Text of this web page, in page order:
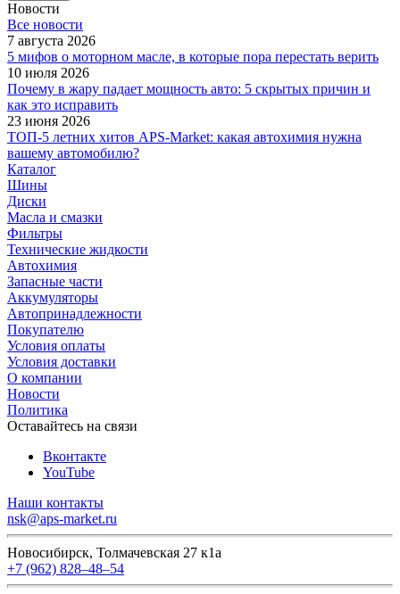
Новости
Все новости
7 августа 2026
5 мифов о моторном масле, в которые пора перестать верить
10 июля 2026
Почему в жару падает мощность авто: 5 скрытых причин и
как это исправить
23 июня 2026
ТОП-5 летних хитов APS-Market: какая автохимия нужна
вашему автомобилю?
Каталог
Шины
Диски
Масла и смазки
Фильтры
Технические жидкости
Автохимия
Запасные части
Аккумуляторы
Автопринадлежности
Покупателю
Условия оплаты
Условия доставки
О компании
Новости
Политика
Оставайтесь на связи
Вконтакте
YouTube
Наши контакты
nsk@aps-market.ru
Новосибирск, Толмачевская 27 к1а
+7 (962) 828‒48‒54